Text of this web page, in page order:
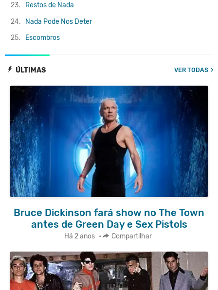
ÚLTIMAS VER TODAS
Bruce Dickinson fará show no The Town
antes de Green Day e Sex Pistols
Há 2 anos • Compartilhar
23.
Restos de Nada
24.
Nada Pode Nos Deter
25.
Escombros